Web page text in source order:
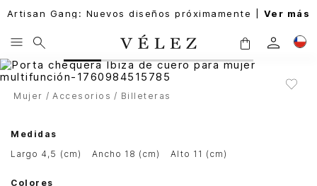
Artisan Gang: Nuevos diseños próximamente | Ver más
Mujer Accesorios Billeteras
Medidas
largo 4,5 (cm)
ancho 18 (cm) alto 11 (cm)
Colores